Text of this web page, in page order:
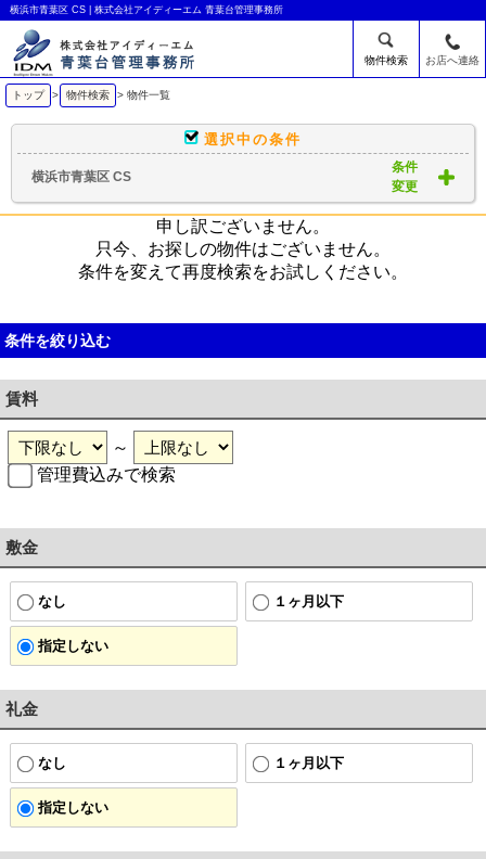
横浜市青葉区 CS | 株式会社アイディーエム 青葉台管理事務所
物件検索 お店へ連絡
トップ > 物件検索 > 物件一覧
選択中の条件
横浜市青葉区 CS
条件
変更
申し訳ございません。
只今、お探しの物件はございません。
条件を変えて再度検索をお試しください。
条件を絞り込む
賃料
～
管理費込みで検索
敷金
なし １ヶ月以下
指定しない
礼金
なし １ヶ月以下
指定しない